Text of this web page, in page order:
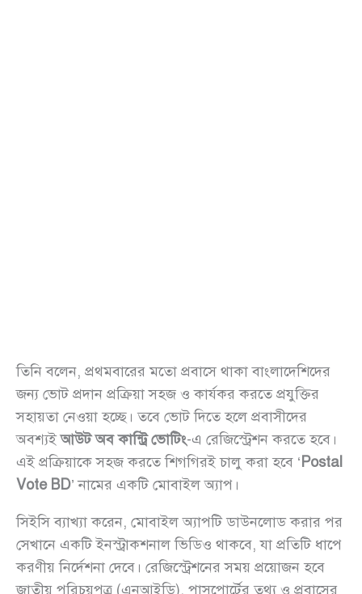
তিনি বলেন, প্রথমবারের মতো প্রবাসে থাকা বাংলাদেশিদের
জন্য ভোট প্রদান প্রক্রিয়া সহজ ও কার্যকর করতে প্রযুক্তির
সহায়তা নেওয়া হচ্ছে। তবে ভোট দিতে হলে প্রবাসীদের
অবশ্যইআউট অব কান্ট্রি ভোটিং-এ রেজিস্ট্রেশন করতে হবে।
এই প্রক্রিয়াকে সহজ করতে শিগগিরই চালু করা হবে ‘ Postal
Vote BD’ নামের একটি মোবাইল অ্যাপ।
সিইসি ব্যাখ্যা করেন, মোবাইল অ্যাপটি ডাউনলোড করার পর
সেখানে একটি ইনস্ট্রাকশনাল ভিডিও থাকবে, যা প্রতিটি ধাপে
করণীয় নির্দেশনা দেবে। রেজিস্ট্রেশনের সময় প্রয়োজন হবে
জাতীয় পরিচয়পত্র (এনআইডি), পাসপোর্টের তথ্য ও প্রবাসের